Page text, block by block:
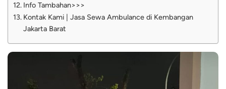
Info Tambahan>>>
Kontak Kami | Jasa Sewa Ambulance di Kembangan
Jakarta Barat